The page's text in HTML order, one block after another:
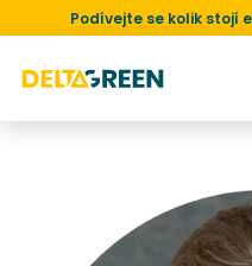
Podívejte se kolik stojí